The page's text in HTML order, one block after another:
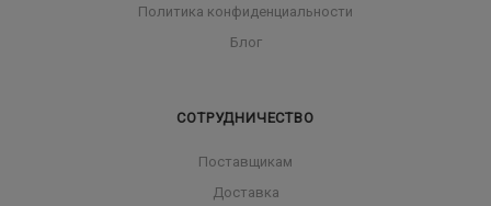
Политика конфиденциальности
Блог
СОТРУДНИЧЕСТВО
Поставщикам
Доставка